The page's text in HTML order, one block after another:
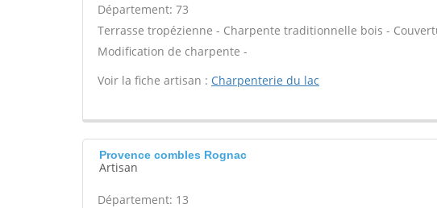
Département: 73
Terrasse tropézienne - Charpente traditionnelle bois -
Modification de charpente -
Voir la fiche artisan : Charpenterie du lac
Provence combles Rognac
Artisan
Département: 13